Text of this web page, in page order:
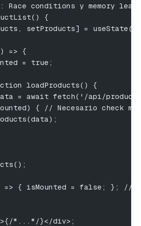
1: Race conditions y memory leaks
{
setProducts] =
=> {
= true;
loadProducts() {
= await fetch('/api/
{ // Necesario check
=> { isMounted = false; }; //
*...*/}</div>;